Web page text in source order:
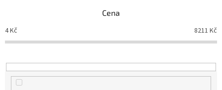
p
r
o
u
Cena
4Kč 8211 Kč